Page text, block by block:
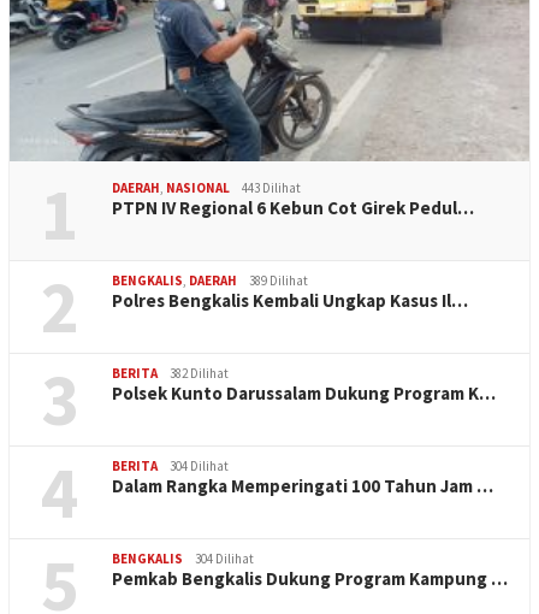
1 DAERAH NASIONAL 443 Dilihat
PTPN IV Regional 6 Kebun Cot Girek Pedul…
2 BENGKALIS DAERAH 389 Dilihat
Polres Bengkalis Kembali Ungkap Kasus Il…
3 BERITA 382 Dilihat
Polsek Kunto Darussalam Dukung Program K…
4 BERITA 304 Dilihat
Dalam Rangka Memperingati 100 Tahun Jam …
5 BENGKALIS 304 Dilihat
Pemkab Bengkalis Dukung Program Kampung …